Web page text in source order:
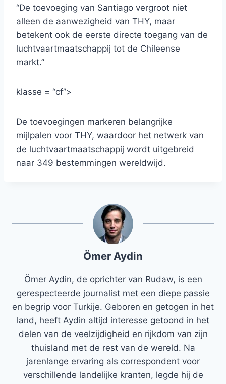
“De toevoeging van Santiago vergroot niet
alleen de aanwezigheid van THY, maar
betekent ook de eerste directe toegang van de
luchtvaartmaatschappij tot de Chileense
markt.”
klasse = “cf”>
De toevoegingen markeren belangrijke
mijlpalen voor THY, waardoor het netwerk van
de luchtvaartmaatschappij wordt uitgebreid
naar 349 bestemmingen wereldwijd.
Ömer Aydin
Ömer Aydin, de oprichter van Rudaw, is een
gerespecteerde journalist met een diepe passie
en begrip voor Turkije. Geboren en getogen in het
land, heeft Aydin altijd interesse getoond in het
delen van de veelzijdigheid en rijkdom van zijn
thuisland met de rest van de wereld. Na
jarenlange ervaring als correspondent voor
verschillende landelijke kranten, legde hij de